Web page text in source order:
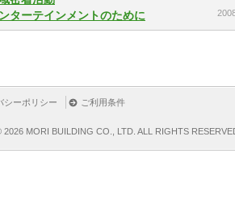
ターテインメントのために
シーポリシー ご利用条件
2026 MORI BUILDING CO., LTD. ALL RIGHTS